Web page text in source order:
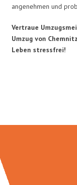
angenehmen und
Vertraue
Umzug von
Leben stressfrei!